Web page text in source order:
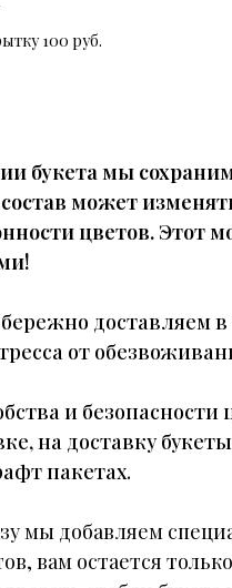
100 руб.
букета мы
может
цветов. Этот
доставляем в
от
и безопасности
на доставку
пакетах.
мы добавляем
вам остается